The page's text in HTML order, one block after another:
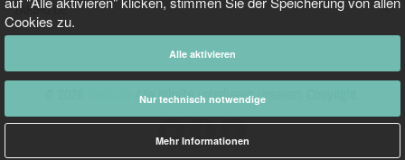
Cookies zu.
Alle aktivieren
Nur technisch notwendige
Mehr Informationen
TARIFO.DE
Alle Inhalte unterliegen unserem Copyright.